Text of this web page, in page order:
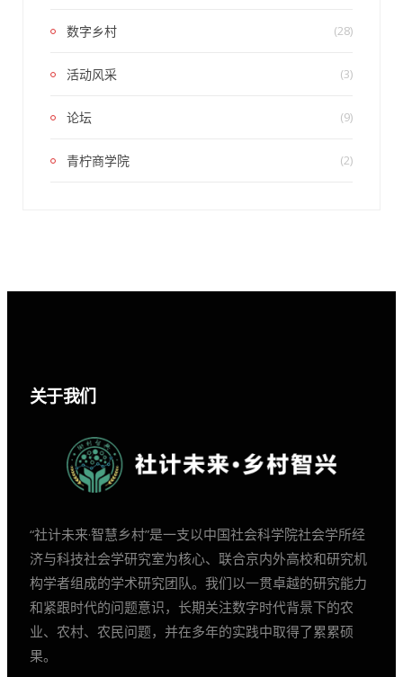
数字乡村 (28)
活动风采 (3)
论坛 (9)
青柠商学院 (2)
关于我们
“社计未来·智慧乡村”是一支以中国社会科学院社会学所经
济与科技社会学研究室为核心、联合京内外高校和研究机
构学者组成的学术研究团队。我们以一贯卓越的研究能力
和紧跟时代的问题意识，长期关注数字时代背景下的农
业、农村、农民问题，并在多年的实践中取得了累累硕
果。